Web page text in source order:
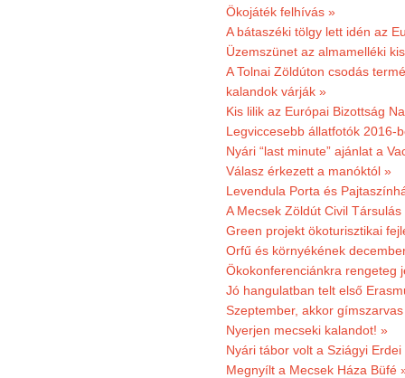
Ökojáték felhívás »
A bátaszéki tölgy lett idén az
Üzemszünet az almamelléki
A Tolnai Zöldúton csodás
kalandok várják »
Kis lilik az Európai Bizottság
Legviccesebb állatfotók 2016-
Nyári “last minute” ajánlat a
Válasz érkezett a manóktól »
Levendula Porta és
A Mecsek Zöldút Civil
Green projekt ökoturisztikai
Orfű és környékének
Ökokonferenciánkra rengeteg
Jó hangulatban telt első
Szeptember, akkor
Nyerjen mecseki kalandot! »
Nyári tábor volt a Sziágyi
Megnyílt a Mecsek Háza Büfé